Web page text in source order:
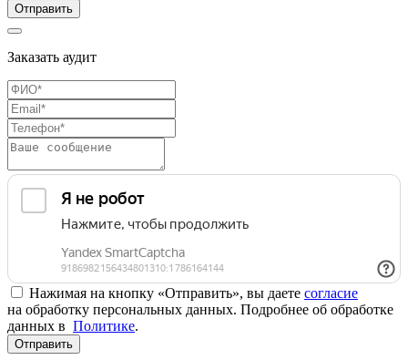
Отправить
Заказать аудит
Нажимая на кнопку «Отправить», вы даете согласие
на обработку персональных данных. Подробнее об обработке
данных в Политике.
Отправить